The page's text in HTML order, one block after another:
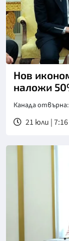
Нов
наложи
Канада
21 юли | 7:16